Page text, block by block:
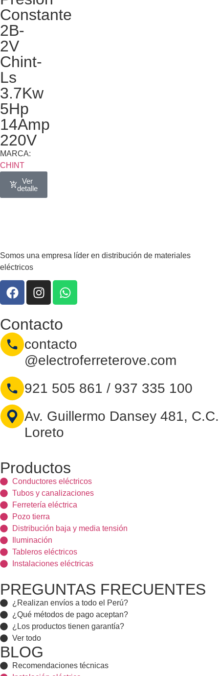
Constante
2B-
2V
Chint-
Ls
3.7Kw
5Hp
14Amp
220V
MARCA:
CHINT
Ver
detalle
Somos una empresa líder en distribución de materiales
eléctricos
Contacto
contacto
@electroferreterove.com
921 505 861 / 937 335 100
Av. Guillermo Dansey 481, C.C.
Loreto
Productos
Conductores eléctricos
Tubos y canalizaciones
Ferretería eléctrica
Pozo tierra
Distribución baja y media tensión
Iluminación
Tableros eléctricos
Instalaciones eléctricas
PREGUNTAS FRECUENTES
¿Realizan envíos a todo el Perú?
¿Qué métodos de pago aceptan?
¿Los productos tienen garantía?
Ver todo
BLOG
Recomendaciones técnicas